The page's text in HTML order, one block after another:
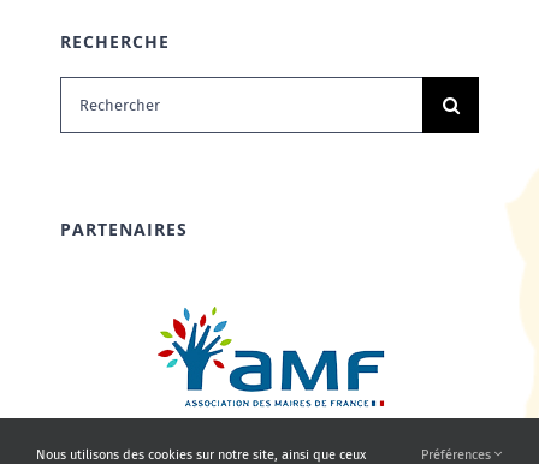
RECHERCHE
Rechercher:
PARTENAIRES
Nous utilisons des cookies sur notre site, ainsi que ceux Préférences